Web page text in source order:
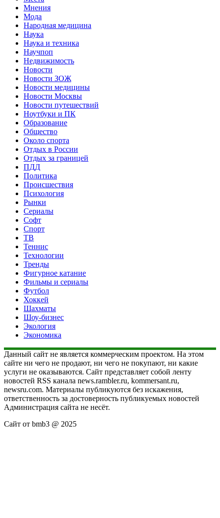
Мнения
Мода
Народная медицина
Наука
Наука и техника
Научпоп
Недвижимость
Новости
Новости ЗОЖ
Новости медицины
Новости Москвы
Новости путешествий
Ноутбуки и ПК
Образование
Общество
Около спорта
Отдых в России
Отдых за границей
ПДД
Политика
Происшествия
Психология
Рынки
Сериалы
Софт
Спорт
ТВ
Теннис
Технологии
Тренды
Фигурное катание
Фильмы и сериалы
Футбол
Хоккей
Шахматы
Шоу-бизнес
Экология
Экономика
Данный сайт не является коммерческим проектом. На этом
сайте ни чего не продают, ни чего не покупают, ни какие
услуги не оказываются. Сайт представляет собой ленту
новостей RSS канала news.rambler.ru, kommersant.ru,
newsru.com. Материалы публикуются без искажения,
ответственность за достоверность публикуемых новостей
Администрация сайта не несёт.
Сайт от bmb3 @ 2025